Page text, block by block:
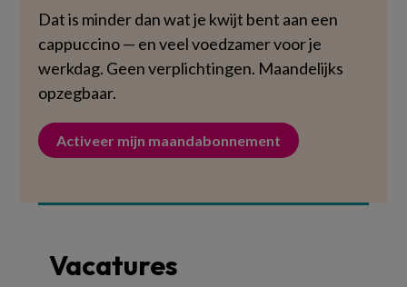
Dat is minder dan wat je kwijt bent aan een
cappuccino — en veel voedzamer voor je
werkdag. Geen verplichtingen. Maandelijks
opzegbaar.
Activeer mijn maandabonnement
Vacatures